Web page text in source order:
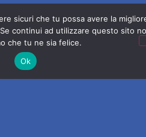
sicuri che tu possa avere la
continui ad utilizzare questo sito
che tu ne sia felice.
Ok